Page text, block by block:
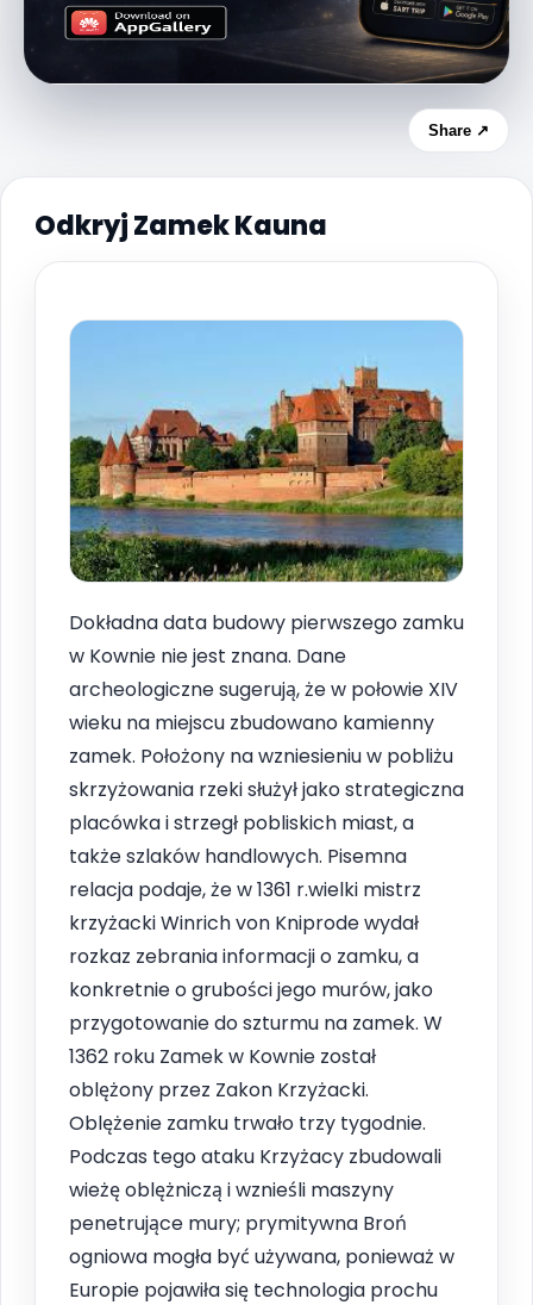
Share ↗
Odkryj Zamek Kauna
Dokładna data budowy pierwszego zamku
w Kownie nie jest znana. Dane
archeologiczne sugerują, że w połowie XIV
wieku na miejscu zbudowano kamienny
zamek. Położony na wzniesieniu w pobliżu
skrzyżowania rzeki służył jako strategiczna
placówka i strzegł pobliskich miast, a
także szlaków handlowych. Pisemna
relacja podaje, że w 1361 r.wielki mistrz
krzyżacki Winrich von Kniprode wydał
rozkaz zebrania informacji o zamku, a
konkretnie o grubości jego murów, jako
przygotowanie do szturmu na zamek. W
1362 roku Zamek w Kownie został
oblężony przez Zakon Krzyżacki.
Oblężenie zamku trwało trzy tygodnie.
Podczas tego ataku Krzyżacy zbudowali
wieżę oblężniczą i wznieśli maszyny
penetrujące mury; prymitywna Broń
ogniowa mogła być używana, ponieważ w
Europie pojawiła się technologia prochu